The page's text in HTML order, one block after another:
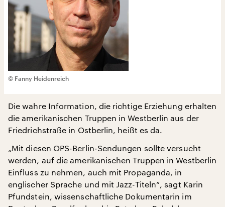
© Fanny Heidenreich
Die wahre Information, die richtige Erziehung erhalten
die amerikanischen Truppen in Westberlin aus der
Friedrichstraße in Ostberlin, heißt es da.
„Mit diesen OPS-Berlin-Sendungen sollte versucht
werden, auf die amerikanischen Truppen in Westberlin
Einfluss zu nehmen, auch mit Propaganda, in
englischer Sprache und mit Jazz-Titeln“, sagt Karin
Pfundstein, wissenschaftliche Dokumentarin im